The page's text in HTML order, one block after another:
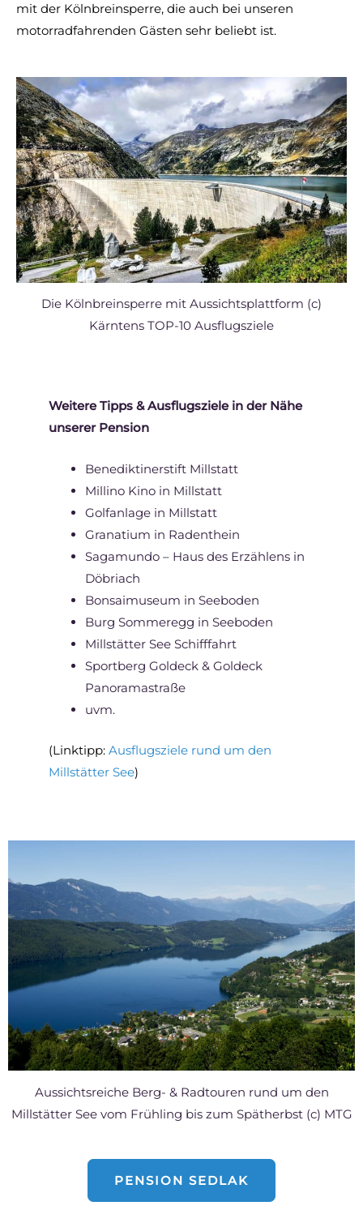
mit der Kölnbreinsperre, die auch bei unseren
motorradfahrenden Gästen sehr beliebt ist.
Die Kölnbreinsperre mit Aussichtsplattform (c)
Kärntens TOP-10 Ausflugsziele
Weitere Tipps & Ausflugsziele in der Nähe
unserer Pension
Benediktinerstift Millstatt
Millino Kino in Millstatt
Golfanlage in Millstatt
Granatium in Radenthein
Sagamundo – Haus des Erzählens in
Döbriach
Bonsaimuseum in Seeboden
Burg Sommeregg in Seeboden
Millstätter See Schifffahrt
Sportberg Goldeck & Goldeck
Panoramastraße
uvm.
(Linktipp: Ausflugsziele rund um den
Millstätter See)
Aussichtsreiche Berg- & Radtouren rund um den
Millstätter See vom Frühling bis zum Spätherbst (c) MTG
PENSION SEDLAK